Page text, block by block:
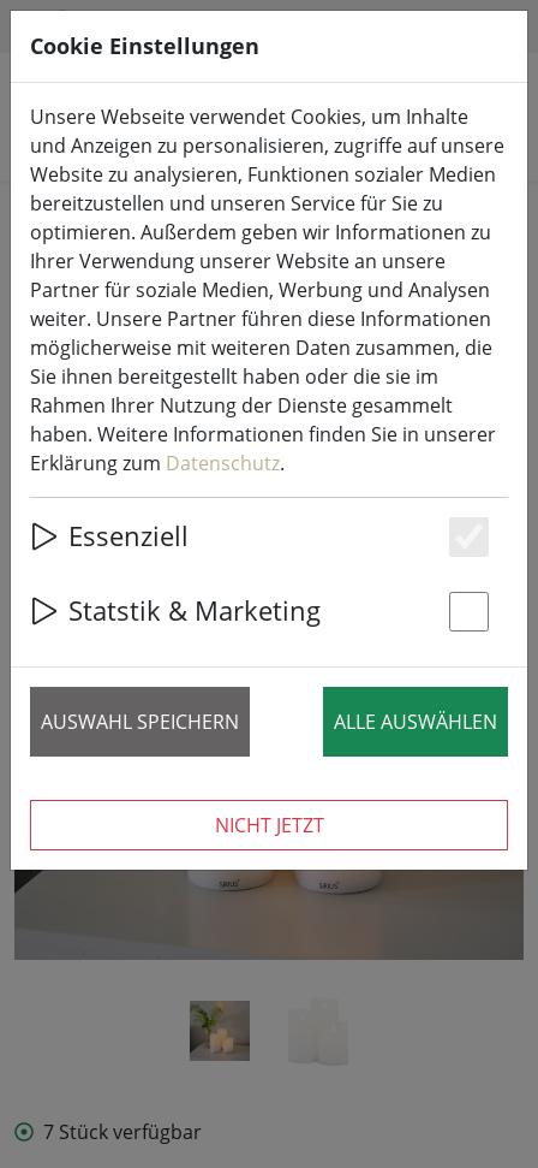
Produkte suchen
Start LED-Kerzen Indoor & Outdoor
Sirius LED Kerze Sara 3er Set 7,5 cm
wiederaufladbar weiß
‹ ›
7 Stück verfügbar
Cookie Einstellungen
Unsere Webseite verwendet Cookies, um Inhalte
und Anzeigen zu personalisieren, zugriffe auf unsere
Website zu analysieren, Funktionen sozialer Medien
bereitzustellen und unseren Service für Sie zu
optimieren. Außerdem geben wir Informationen zu
Ihrer Verwendung unserer Website an unsere
Partner für soziale Medien, Werbung und Analysen
weiter. Unsere Partner führen diese Informationen
möglicherweise mit weiteren Daten zusammen, die
Sie ihnen bereitgestellt haben oder die sie im
Rahmen Ihrer Nutzung der Dienste gesammelt
haben. Weitere Informationen finden Sie in unserer
Erklärung zum Datenschutz.
Essenziell
Statstik & Marketing
AUSWAHL SPEICHERN ALLE AUSWÄHLEN
NICHT JETZT